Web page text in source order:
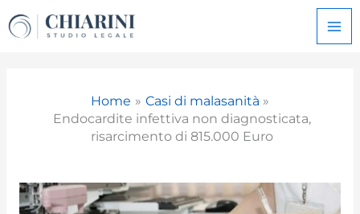
al
Home
Casi di malasanità
Endocardite infettiva non diagnosticata,
risarcimento di 815.000 Euro